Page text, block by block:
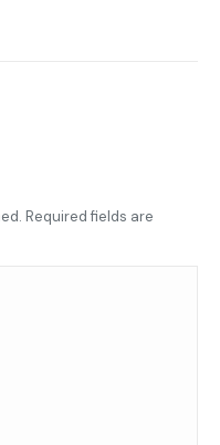
Required fields are